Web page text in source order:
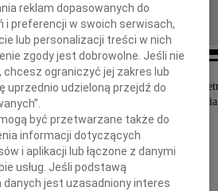
smutkiem zawiadamiamy, że w dn. 21
zmarła nasza kochana Mama, Babcia i Prababcia
reklam dopasowanych do
i preferencji w swoich serwisach,
lub personalizacji treści w nich
zgody jest dobrowolne. Jeśli nie
ograniczyć jej zakres lub
uprzednio udzieloną przejdź do
być przetwarzane także do
informacji dotyczących
i aplikacji lub łączone z danymi
usług. Jeśli podstawą
jest uzasadniony interes